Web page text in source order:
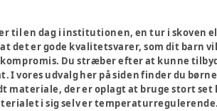
til en dag i institutionen, en tur i skoven
det er gode kvalitetsvarer, som dit barn
Du stræber efter at kunne
I vores udvalg her på siden finder du
materiale, der er oplagt at bruge stort
i sig selv er